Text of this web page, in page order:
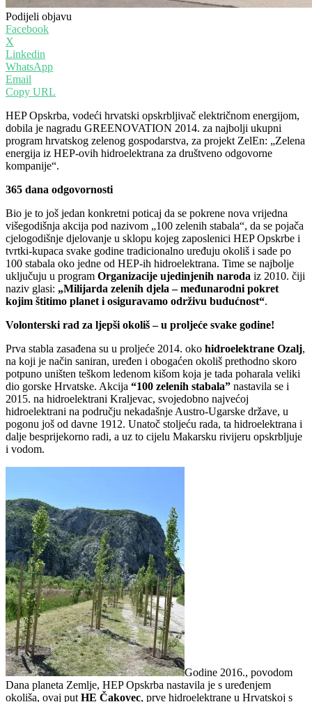
Podijeli objavu
Facebook
X
Linkedin
WhatsApp
Email
Copy URL
HEP Opskrba, vodeći hrvatski opskrbljivač električnom energijom,
dobila je nagradu GREENOVATION 2014. za najbolji ukupni
program hrvatskog zelenog gospodarstva, za projekt ZelEn: „Zelena
energija iz HEP-ovih hidroelektrana za društveno odgovorne
kompanije“.
365 dana odgovornosti
Bio je to još jedan konkretni poticaj da se pokrene nova vrijedna
višegodišnja akcija pod nazivom „100 zelenih stabala“, da se pojača
cjelogodišnje djelovanje u sklopu kojeg zaposlenici HEP Opskrbe i
tvrtki-kupaca svake godine tradicionalno uređuju okoliš i sade po
100 stabala oko jedne od HEP-ih hidroelektrana. Time se najbolje
uključuju u program Organizacije ujedinjenih naroda iz 2010. čiji
naziv glasi: „Milijarda zelenih djela – međunarodni pokret
kojim štitimo planet i osiguravamo održivu budućnost“.
Volonterski rad za ljepši okoliš – u proljeće svake godine!
Prva stabla zasađena su u proljeće 2014. oko hidroelektrane Ozalj,
na koji je način saniran, uređen i obogaćen okoliš prethodno skoro
potpuno uništen teškom ledenom kišom koja je tada poharala veliki
dio gorske Hrvatske. Akcija “100 zelenih stabala” nastavila se i
2015. na hidroelektrani Kraljevac, svojedobno najvećoj
hidroelektrani na području nekadašnje Austro-Ugarske države, u
pogonu još od davne 1912. Unatoč stoljeću rada, ta hidroelektrana i
dalje besprijekorno radi, a uz to cijelu Makarsku rivijeru opskrbljuje
i vodom.
Godine 2016., povodom
Dana planeta Zemlje, HEP Opskrba nastavila je s uređenjem
okoliša, ovaj put HE Čakovec, prve hidroelektrane u Hrvatskoj s